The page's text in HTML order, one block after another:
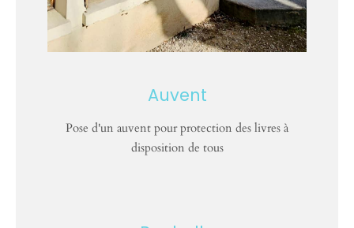
Auvent
Pose d'un auvent pour protection des livres à
disposition de tous